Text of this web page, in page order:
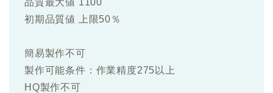
初期品質値 上限50％
簡易製作不可
製作可能条件：作業精度275以上
HQ製作不可